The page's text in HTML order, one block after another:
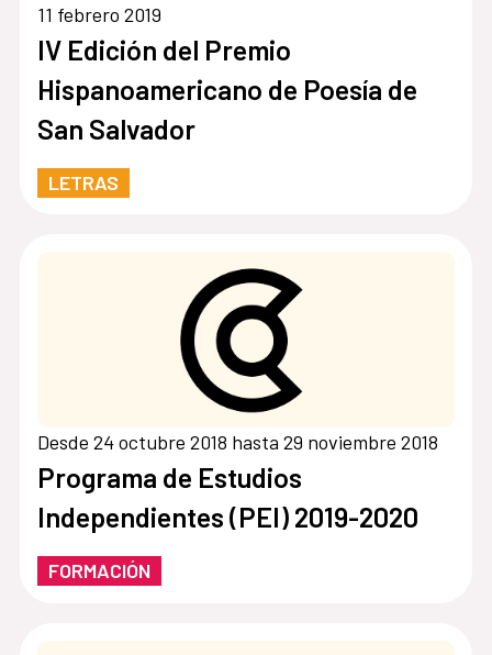
11 febrero 2019
IV Edición del Premio
Hispanoamericano de Poesía de
San Salvador
LETRAS
Desde 24 octubre 2018 hasta 29 noviembre 2018
Programa de Estudios
Independientes (PEI) 2019-2020
FORMACIÓN